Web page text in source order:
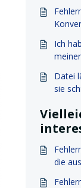
Ich
Datei
sie
die